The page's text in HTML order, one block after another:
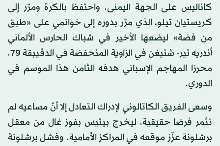
كاناليس على الجهة اليمنى، واحتفظ بالكرة ومرّر إلى
كريستيان تيلو، الذي مرّر بدوره إلى خوانمي على «طبق
من فضة» ليضعها الأخير في شباك الحارس الألماني
أندريه تير- شتيغن في الزاوية المنخفضة في الدقيبقة 79،
محرزا المهاجم الإسباني هدفه الثامن هذا الموسم في
الدوري.
وسعى الفريق الكاتالوني لإدراك التعادل إلا أنّ مساعيه لم
تثمر فرصًا حقيقية، ليخرج بيتيس بفوز غال من معقل
برشلونة عزّز موقعه في المراكز الأمامية. وفشل برشلونة